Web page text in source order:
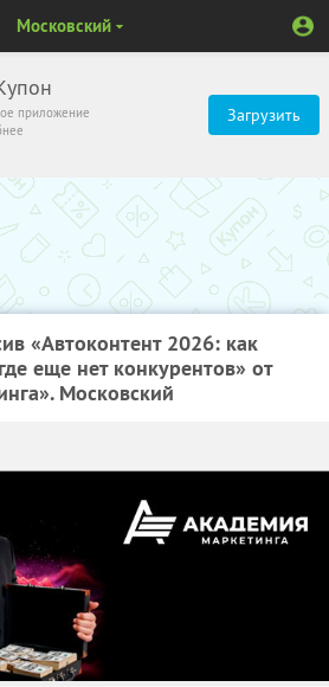
приложение
Загрузить
Московский
«Автоконтент 2026: как
еще нет конкурентов» от
Московский